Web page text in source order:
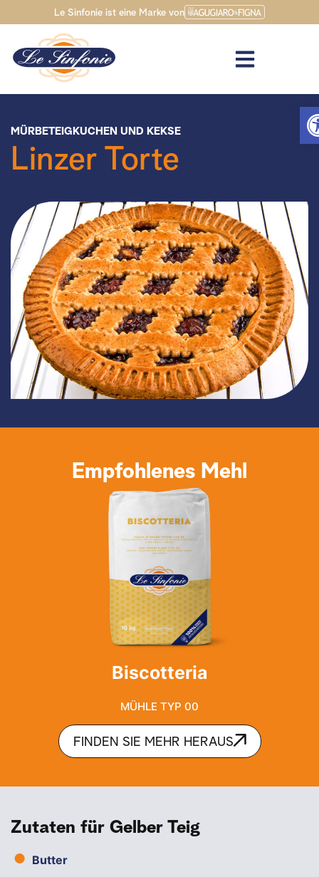
Le Sinfonie ist eine Marke von
MÜRBETEIGKUCHEN UND KEKSE
Linzer Torte
Zutaten für Gelber Teig
Butter
Empfohlenes Mehl
Biscotteria
MÜHLE TYP 00
FINDEN SIE MEHR HERAUS